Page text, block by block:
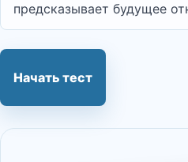
предсказывает будущее
Начать тест